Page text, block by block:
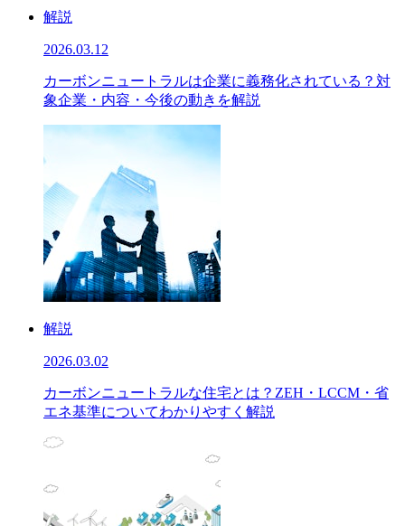
解説
2026.03.12
カーボンニュートラルは企業に義務化されている？対
象企業・内容・今後の動きを解説
解説
2026.03.02
カーボンニュートラルな住宅とは？ZEH・LCCM・省
エネ基準についてわかりやすく解説